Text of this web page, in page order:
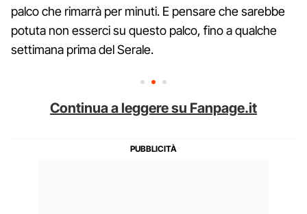
palco che rimarrà per minuti. E pensare che sarebbe
potuta non esserci su questo palco, fino a qualche
settimana prima del Serale.
Continua a leggere su Fanpage.it